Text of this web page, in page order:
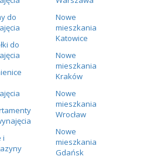
do
do
i
Nowe
mieszkania
Katowice
Nowe
mieszkania
Kraków
Nowe
mieszkania
Wrocław
Nowe
mieszkania
Gdańsk